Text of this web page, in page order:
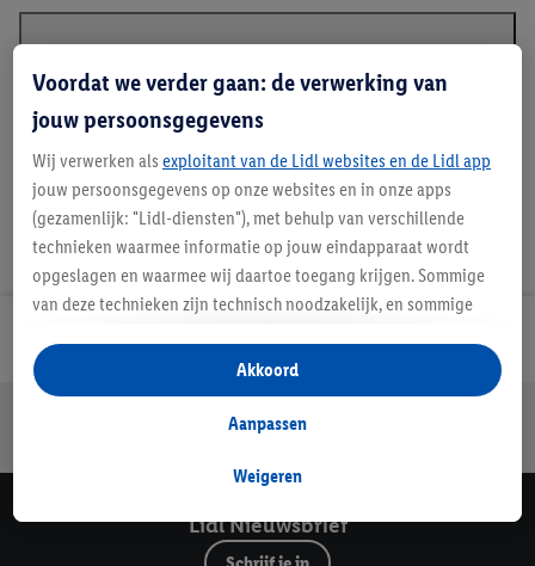
Jouw voordelen bij ons als Lidl webshop klant
Lidl Nieuwsbrief
Voordat we verder gaan: de verwerking van
jouw persoonsgegevens
Wij verwerken als exploitant van de Lidl websites en de Lidl app
jouw persoonsgegevens op onze websites en in onze apps
(gezamenlijk: "Lidl-diensten"), met behulp van verschillende
technieken waarmee informatie op jouw eindapparaat wordt
opgeslagen en waarmee wij daartoe toegang krijgen. Sommige
van deze technieken zijn technisch noodzakelijk, en sommige
opslaan van voorkeursinstellingen, het verzamelen en
analyseren van statistieken of voor het tonen van
gepersonaliseerde reclame binnen en buiten de Lidl-diensten.
gegevens over jouw aankoopgedrag in de winkel ook voor de
Als je hier toestemming geeft aan ons voor het personaliseren
Weigeren
Aanpassen
Akkoord